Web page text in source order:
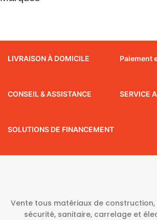
LIVRAISON À DOMICILE Paiement
CONSEIL & ASSISTANCE SERVICE
SOLUTIONS DE FINANCEMENT
Vente tous matériaux de
sécurité, sanitaire, carrelage et